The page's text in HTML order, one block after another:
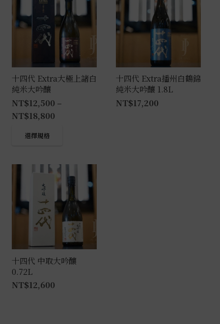
十四代 Extra大極上諸白
純米大吟釀
NT$12,500 –
NT$18,800
選擇規格
多
式。
在
產
十四代 Extra播州白鶴錦
純米大吟釀 1.8L
NT$17,200
十四代 中取大吟釀
0.72L
NT$12,600